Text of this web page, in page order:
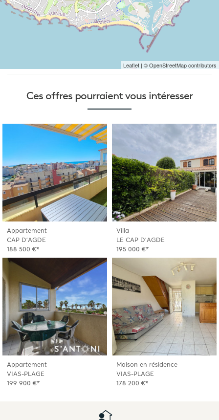
Leaflet | © OpenStreetMap contributors
Ces offres pourraientvous intéresser
Appartement
CAP D'AGDE
188 500 €*
Villa
LE CAP D'AGDE
195 000 €*
Appartement
VIAS-PLAGE
199 900 €*
Maison en résidence
VIAS-PLAGE
178 200 €*